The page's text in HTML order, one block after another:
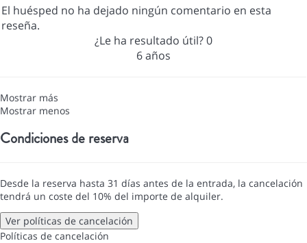
El huésped no ha dejado ningún comentario en esta
reseña.
¿Le ha resultado útil?0
6 años
Mostrar más
Mostrar menos
Condiciones de reserva
Desde la reserva hasta 31 días antes de la entrada, la cancelación
tendrá un coste del 10% del importe de alquiler.
Ver políticas de cancelación
Políticas de cancelación